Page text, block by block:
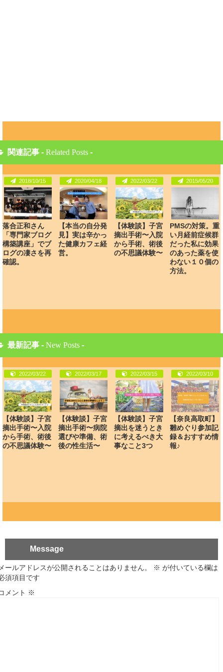
関連記事 - Related Posts -
2018/10/15
落合正和さん
「専門家ブログ
構築講座」でブ
ログの凄さを再
確認。
2020/04/18
【本当の自分発
見】実は辛かっ
た健康カフェ経
営。
2022/03/22
【体験談】子宮
摘出手術〜入院
から手術、術後
の不思議体験〜
2015/05/20
PMSの対策。重
い月経前症候群
だった私に効果
のあった薬を使
わない１０個の
方法。
最新記事 - New Posts -
2022/03/22
【体験談】子宮
摘出手術〜入院
から手術、術後
の不思議体験〜
2022/03/17
【体験談】子宮
摘出手術〜病院
選びや準備、術
後の性生活〜
2022/03/15
【体験談】子宮
摘出を迷うとき
に考えるべき大
事なこと3つ
2022/03/10
【奈良高取町】
雛めぐり参加記
録＆おすすめ情
報♪
Message
ールアドレスが公開されることはありません。 ※ が付いている欄は
須項目です
メント ※